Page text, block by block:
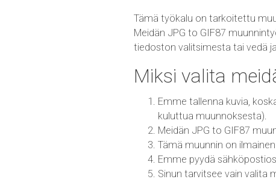
Tämä työkalu on tarkoitettu
Meidän JPG to GIF87
tiedoston valitsimesta tai vedä
Miksi valita
Emme tallenna kuvia,
kuluttua muunnoksesta).
Meidän JPG to GIF87
Tämä muunnin on
Emme pyydä
Sinun tarvitsee vain valita